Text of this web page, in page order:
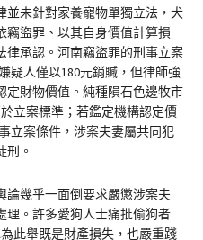
並未針對家養寵物單獨立法，犬
竊盜罪、以其自身價值計算損
律承認。河南竊盜罪的刑事立案
疑人僅以180元銷贓，但律師強
定財物價值。純種隕石色邊牧市
立案標準；若鑑定機構認定價
立案條件，涉案夫妻屬共同犯
刑。
論幾乎一面倒要求嚴懲涉案夫
理。許多愛狗人士痛批偷狗者
此舉既是財產損失，也嚴重踐